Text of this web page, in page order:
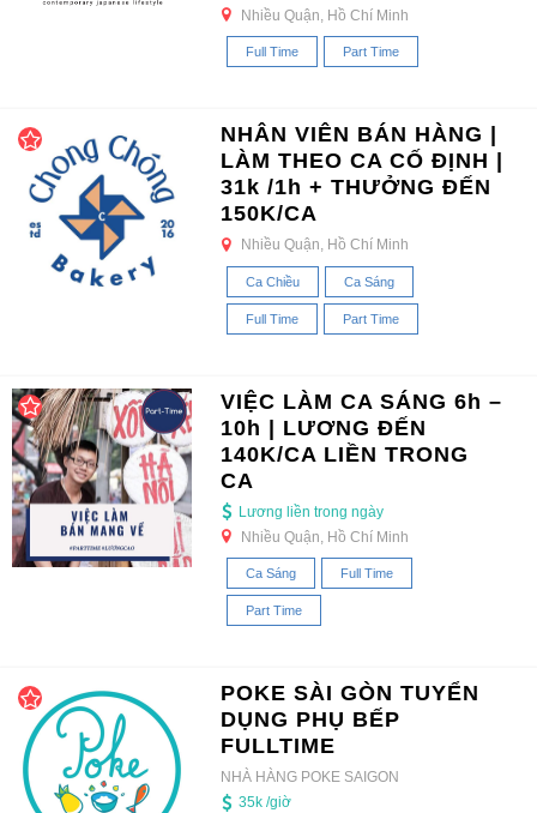
Nhiều Quận, Hồ Chí Minh
Full Time Part Time
NHÂN VIÊN BÁN HÀNG |
LÀM THEO CA CỐ ĐỊNH |
31k /1h + THƯỞNG ĐẾN
150K/CA
Nhiều Quận, Hồ Chí Minh
Ca Chiều Ca Sáng
Full Time Part Time
VIỆC LÀM CA SÁNG 6h –
10h | LƯƠNG ĐẾN
140K/CA LIỀN TRONG
CA
Lương liền trong ngày
Nhiều Quận, Hồ Chí Minh
Ca Sáng Full Time
Part Time
POKE SÀI GÒN TUYỂN
DỤNG PHỤ BẾP
FULLTIME
NHÀ HÀNG POKE SAIGON
35k /giờ